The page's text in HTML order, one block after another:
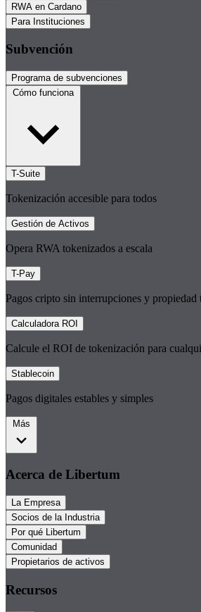
RWA en Cardano
Para Instituciones
Subvención
Programa de subvenciones
Cómo funciona
T-Suite
Tokenización accesible para todos
Gestión de Activos
Opera RWA tokenizados a escala
T-Pay
Pagos cripto sin interrupciones y propiedad
Calculadora ROI
Calcule el ROI de tokenización para
Stablecoin
Pagos digitales estables y simples
Más
Acerca de Libertum
La Empresa
Socios de la Industria
Por qué Libertum
Comunidad
Propietarios de activos
Recursos